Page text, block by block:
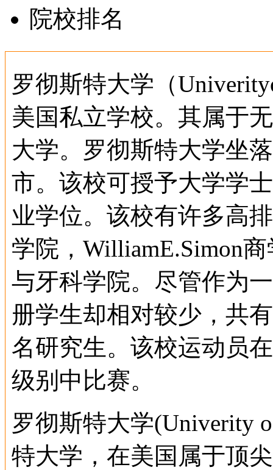
院校排名
罗彻斯特大学（
美国私立学校。其属于
大学。罗彻斯特大学坐
市。该校可授予大学学
业学位。该校有许多高
学院，WilliamE.Simon
与牙科学院。尽管作为
册学生却相对较少，共
名研究生。该校运动员
级别中比赛。
罗彻斯特大学(Univerity
特大学，在美国属于顶